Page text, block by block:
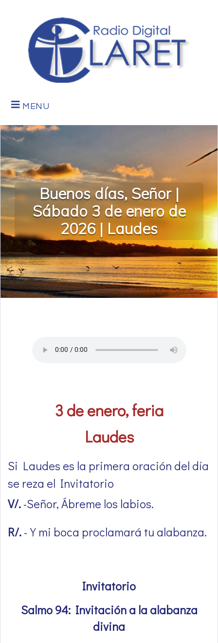
MENU
Buenos días, Señor |
Sábado 3 de enero de
2026 | Laudes
3 de enero, feria
Laudes
Si Laudes es la primera oración del día
se reza el Invitatorio
V/.-Señor, Ábreme los labios.
R/.-Y mi boca proclamará tu alabanza.
Invitatorio
Salmo 94: Invitación a la alabanza
divina